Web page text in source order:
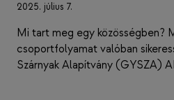
2025. július 7.
Mi tart meg egy közösségben?
csoportfolyamat valóban
Szárnyak Alapítvány (GYSZA)